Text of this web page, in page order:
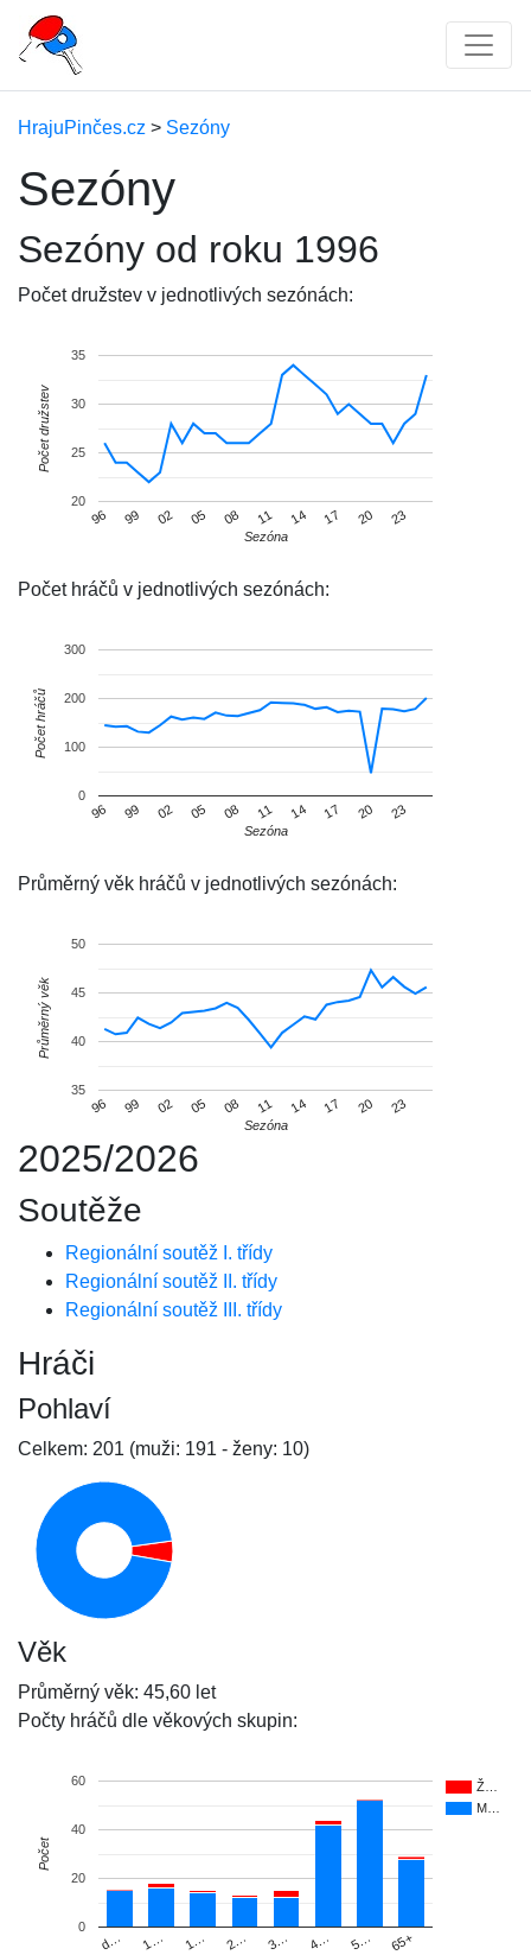
HrajuPinčes.cz > Sezóny
Sezóny
Sezóny od roku 1996
Počet družstev v jednotlivých sezónách:
96 99 02 05 08 11 14 17 20 23
20
25
30
35
Sezóna
Počet družstev
Počet hráčů v jednotlivých sezónách:
96 99 02 05 08 11 14 17 20 23
0
100
200
300
Sezóna
Počet hráčů
Průměrný věk hráčů v jednotlivých sezónách:
96 99 02 05 08 11 14 17 20 23
35
40
45
50
Sezóna
Průměrný věk
2025/2026
Soutěže
Regionální soutěž I. třídy
Regionální soutěž II. třídy
Regionální soutěž III. třídy
Hráči
Pohlaví
Celkem: 201 (muži: 191 - ženy: 10)
Věk
Průměrný věk: 45,60 let
Počty hráčů dle věkových skupin:
Ž…
M…
d… 1… 1… 2… 3… 4… 5… 65+
0
20
40
60
Počet